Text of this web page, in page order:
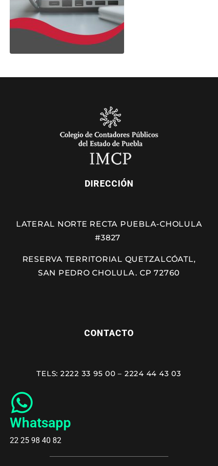
DIRECCIÓN
LATERAL NORTE RECTA PUEBLA-CHOLULA
#3827
RESERVA TERRITORIAL QUETZALCÓATL,
SAN PEDRO CHOLULA. CP 72760
CONTACTO
TELS: 2222 33 95 00 – 2224 44 43 03
Whatsapp
22 25 98 40 82